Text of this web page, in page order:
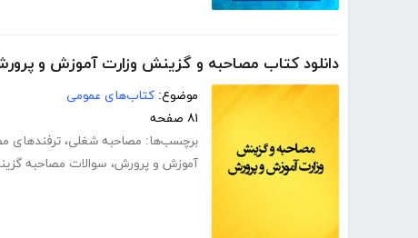
دانلود کتاب مصاحبه و گزینش وزارت آموزش و
موضوع: کتاب‌های عمومی
۸۱ صفحه
برچسب‌ها: مصاحبه شغلی، ترفندهای
آموزش و پرورش، سوالات مصاحبه